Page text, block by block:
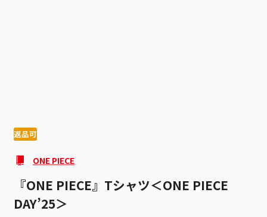
返品可
ONE PIECE
『ONE PIECE』Tシャツ＜ONE PIECE
DAY’25＞